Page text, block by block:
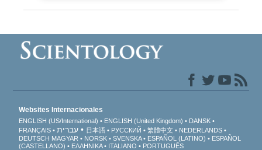
Websites Internacionales
ENGLISH (US/International) ENGLISH (United Kingdom)
DANSK
FRANÇAIS
עברית 日本語 РУССКИЙ 繁體中文
NEDERLANDS
DEUTSCH MAGYAR NORSK SVENSKA ESPAÑOL (LATINO)
ESPAÑOL
(CASTELLANO)
ΕΛΛΗΝΙΚA ITALIANO PORTUGUÊS